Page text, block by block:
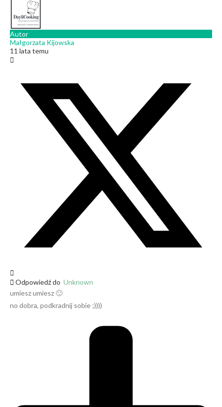
Autor
Małgorzata Kijowska
11 lata temu
Odpowiedź do Unknown
umiesz umiesz 🙂
no dobra, podkradnij sobie ;))))